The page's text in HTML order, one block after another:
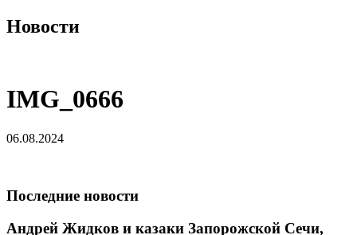
Новости
IMG_0666
06.08.2024
Последние новости
Андрей Жидков и казаки Запорожской Сечи,